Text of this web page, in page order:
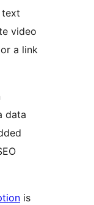
text
video
a link
data
is